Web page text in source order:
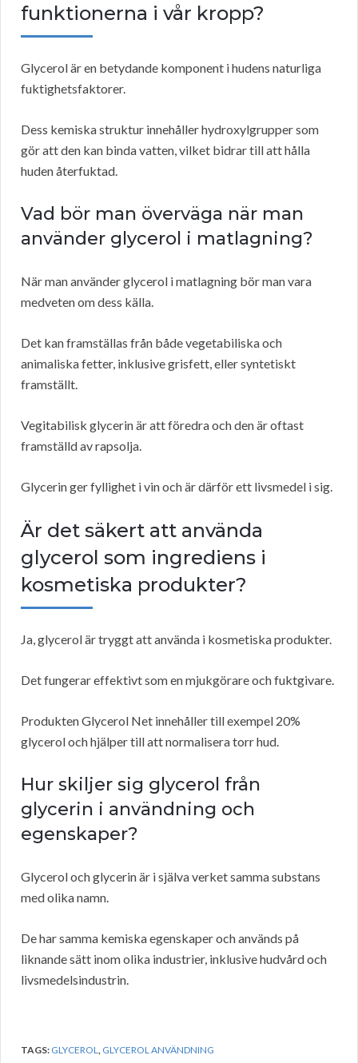
funktionerna i vår kropp?
Glycerol är en betydande komponent i hudens naturliga
fuktighetsfaktorer.
Dess kemiska struktur innehåller hydroxylgrupper som
gör att den kan binda vatten, vilket bidrar till att hålla
huden återfuktad.
Vad bör man överväga när man
använder glycerol i matlagning?
När man använder glycerol i matlagning bör man vara
medveten om dess källa.
Det kan framställas från både vegetabiliska och
animaliska fetter, inklusive grisfett, eller syntetiskt
framställt.
Vegitabilisk glycerin är att föredra och den är oftast
framställd av rapsolja.
Glycerin ger fyllighet i vin och är därför ett livsmedel i sig.
Är det säkert att använda
glycerol som ingrediens i
kosmetiska produkter?
Ja, glycerol är tryggt att använda i kosmetiska produkter.
Det fungerar effektivt som en mjukgörare och fuktgivare.
Produkten Glycerol Net innehåller till exempel 20%
glycerol och hjälper till att normalisera torr hud.
Hur skiljer sig glycerol från
glycerin i användning och
egenskaper?
Glycerol och glycerin är i själva verket samma substans
med olika namn.
De har samma kemiska egenskaper och används på
liknande sätt inom olika industrier, inklusive hudvård och
livsmedelsindustrin.
TAGS: GLYCEROL GLYCEROL ANVÄNDNING